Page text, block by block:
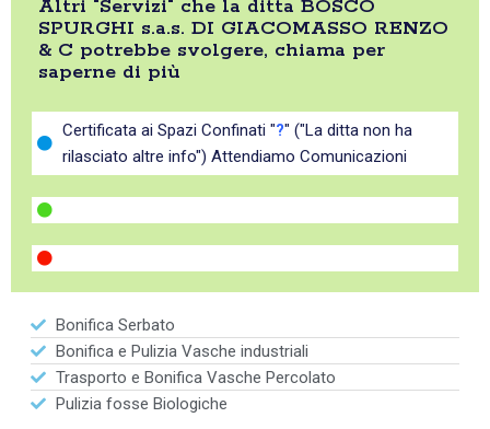
Altri "Servizi" che la ditta BOSCO
SPURGHI s.a.s. DI GIACOMASSO RENZO
& C potrebbe svolgere, chiama per
saperne di più
Certificata ai Spazi Confinati "?" ("La ditta non ha
rilasciato altre info") Attendiamo Comunicazioni
Bonifica Serbato
Bonifica e Pulizia Vasche industriali
Trasporto e Bonifica Vasche Percolato
Pulizia fosse Biologiche